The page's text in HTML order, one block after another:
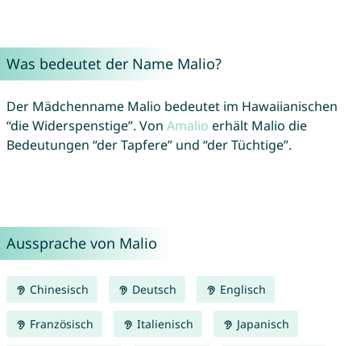
Was bedeutet der Name Malio?
Der Mädchenname Malio bedeutet im Hawaiianischen
“die Widerspenstige”. Von Amalio erhält Malio die
Bedeutungen “der Tapfere” und “der Tüchtige”.
Aussprache von Malio
Chinesisch Deutsch Englisch
Französisch Italienisch Japanisch